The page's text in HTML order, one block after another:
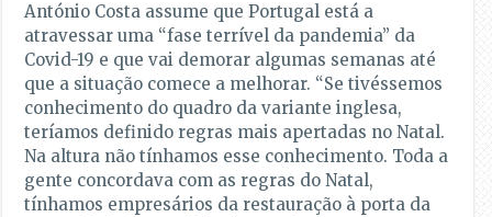
António Costa assume que Portugal está a
atravessar uma “fase terrível da pandemia” da
Covid-19 e que vai demorar algumas semanas até
que a situação comece a melhorar. “Se tivéssemos
conhecimento do quadro da variante inglesa,
teríamos definido regras mais apertadas no Natal.
Na altura não tínhamos esse conhecimento. Toda a
gente concordava com as regras do Natal,
tínhamos empresários da restauração à porta da